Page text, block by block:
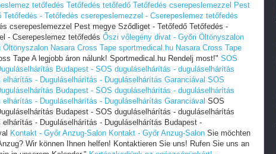
tetőfedés Tetőfedés tetőfedő Tetőfedés cserepeslemezzel Pest
- Tetőfedés cserepeslemezzel - Cserepeslemez tetőfedés
cserepeslemezzel Pest megye Sződliget - Tetőfedő Tetőfedés -
- Cserepeslemez tetőfedés Őszi vőlegény divat - Győri Öltönyszalon
Öltönyszalon Nasara Cross Tape sportmedical.hu Nasara Cross Tape
Tape A legjobb áron nálunk! Sportmedical.hu Rendelj most!" SOS
Budapest - SOS duguláselhárítás - duguláselhárítás
- Duguláselhárítás - Duguláselhárítás Garanciával SOS
Budapest - SOS duguláselhárítás - duguláselhárítás
- Duguláselhárítás - Duguláselhárítás Garanciával SOS
Budapest - SOS duguláselhárítás - duguláselhárítás
- Duguláselhárítás - Duguláselhárítás Budapest -
Kontakt - Győr Anzug-Salon Kontakt - Győr Anzug-Salon Sie möchten
Wir können Ihnen helfen! Kontaktieren Sie uns! Rufen Sie uns an